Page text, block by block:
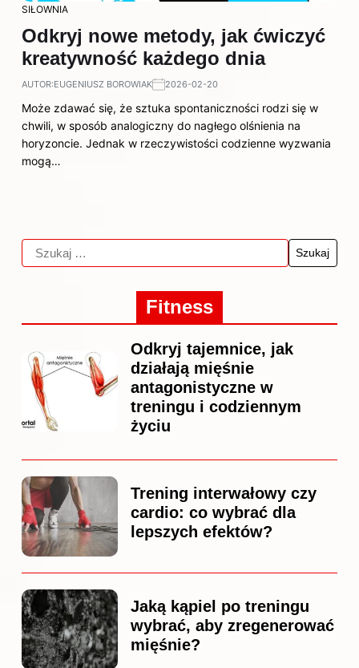
SIŁOWNIA
Odkryj nowe metody, jak ćwiczyć
kreatywność każdego dnia
AUTOR:EUGENIUSZ BOROWIAK 2026-02-20
Może zdawać się, że sztuka spontaniczności rodzi się w
chwili, w sposób analogiczny do nagłego olśnienia na
horyzoncie. Jednak w rzeczywistości codzienne wyzwania
mogą…
Fitness
Odkryj tajemnice, jak
działają mięśnie
antagonistyczne w
treningu i codziennym
życiu
Trening interwałowy czy
cardio: co wybrać dla
lepszych efektów?
Jaką kąpiel po treningu
wybrać, aby zregenerować
mięśnie?